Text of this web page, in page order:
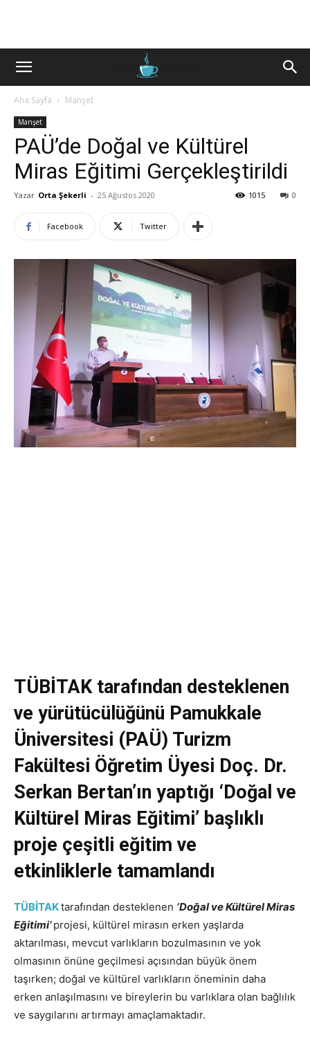
Ana Sayfa Manşet
Manşet
PAÜ’de Doğal ve Kültürel
Miras Eğitimi Gerçekleştirildi
Yazar Orta Şekerli - 25 Ağustos 2020 0
1015
Facebook Twitter
TÜBİTAK tarafından desteklenen
ve yürütücülüğünü Pamukkale
Üniversitesi (PAÜ) Turizm
Fakültesi Öğretim Üyesi Doç. Dr.
Serkan Bertan’ın yaptığı ‘Doğal ve
Kültürel Miras Eğitimi’ başlıklı
proje çeşitli eğitim ve
etkinliklerle tamamlandı
TÜBİTAKtarafından desteklenen ‘Doğal ve Kültürel Miras
Eğitimi’projesi, kültürel mirasın erken yaşlarda
aktarılması, mevcut varlıkların bozulmasının ve yok
olmasının önüne geçilmesi açısından büyük önem
taşırken; doğal ve kültürel varlıkların öneminin daha
erken anlaşılmasını ve bireylerin bu varlıklara olan bağlılık
ve saygılarını artırmayı amaçlamaktadır.